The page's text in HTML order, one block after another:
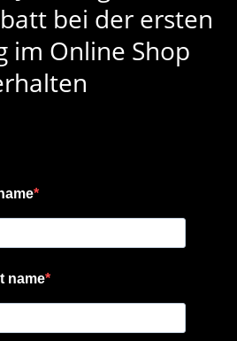
bei der ersten
im Online Shop
name